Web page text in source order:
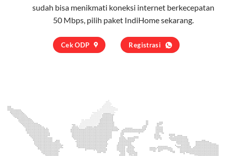
sudah bisa menikmati koneksi internet berkecepatan
50 Mbps, pilih paket IndiHomesekarang.
Cek ODP Registrasi